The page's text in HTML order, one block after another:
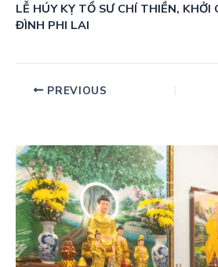
LỄ HÚY KỴ TỔ SƯ CHÍ THIỀN,
ĐÌNH PHI LAI
PREVIOUS